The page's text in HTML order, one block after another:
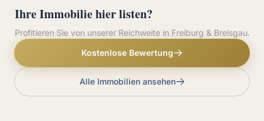
Ihre Immobilie hier listen?
Profitieren Sie von unserer Reichweite in Freiburg & Breisgau.
Kostenlose Bewertung
Alle Immobilien ansehen